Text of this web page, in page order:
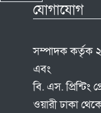
যোগাযোগ
সম্পাদক কর্তৃক
এবং
বি. এস.
ওয়ারী ঢাকা